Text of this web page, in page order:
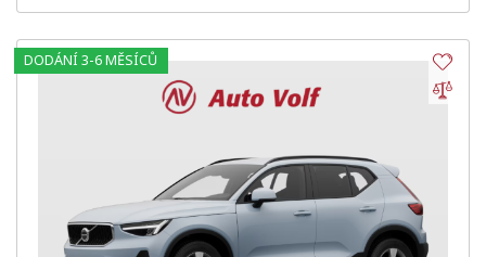
DODÁNÍ 3-6 MĚSÍCŮ